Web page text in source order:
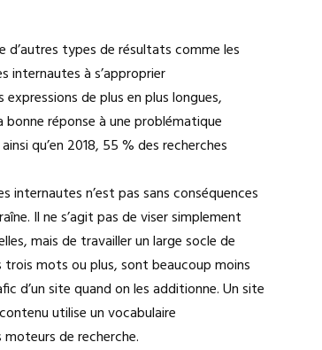
d’autres types de résultats comme les
internautes à s’approprier
de plus en plus longues,
réponse à une problématique
qu’en 2018, 55 % des recherches
internautes n’est pas sans conséquences
Il ne s’agit pas de viser simplement
mais de travailler un large socle de
mots ou plus, sont beaucoup moins
d’un site quand on les additionne. Un site
utilise un vocabulaire
de recherche.